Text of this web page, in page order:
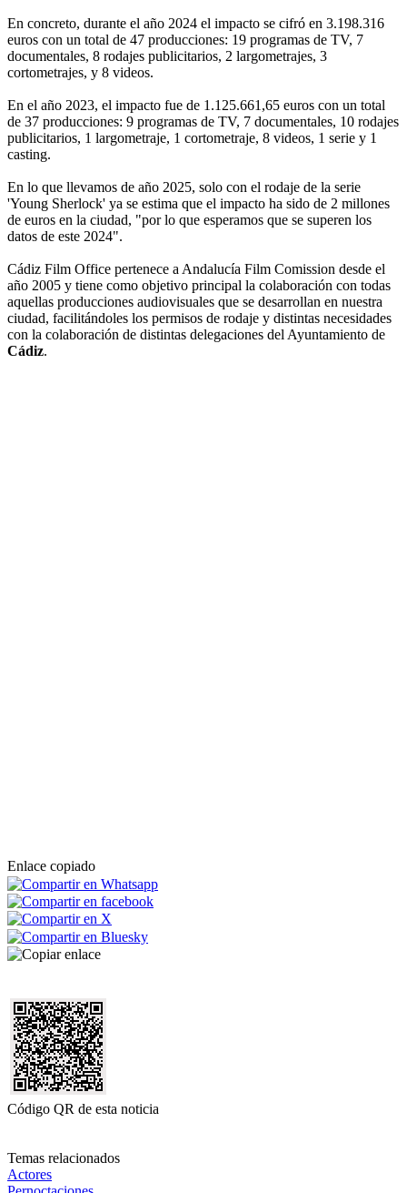
En concreto, durante el año 2024 el impacto se cifró en 3.198.316
euros con un total de 47 producciones: 19 programas de TV, 7
documentales, 8 rodajes publicitarios, 2 largometrajes, 3
cortometrajes, y 8 videos.
En el año 2023, el impacto fue de 1.125.661,65 euros con un total
de 37 producciones: 9 programas de TV, 7 documentales, 10 rodajes
publicitarios, 1 largometraje, 1 cortometraje, 8 videos, 1 serie y 1
casting.
En lo que llevamos de año 2025, solo con el rodaje de la serie
'Young Sherlock' ya se estima que el impacto ha sido de 2 millones
de euros en la ciudad, "por lo que esperamos que se superen los
datos de este 2024".
Cádiz Film Office pertenece a Andalucía Film Comission desde el
año 2005 y tiene como objetivo principal la colaboración con todas
aquellas producciones audiovisuales que se desarrollan en nuestra
ciudad, facilitándoles los permisos de rodaje y distintas necesidades
con la colaboración de distintas delegaciones del Ayuntamiento de
Cádiz.
Enlace copiado
Código QR de esta noticia
Temas relacionados
Actores